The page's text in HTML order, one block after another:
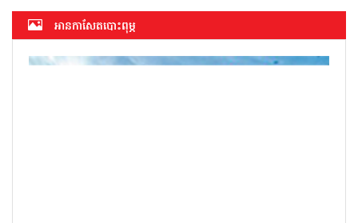
អាន​កាសែត​បោះពុម្ភ